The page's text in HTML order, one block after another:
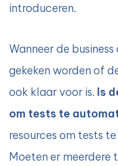
introduceren.
Wanneer de
gekeken worden of
ook klaar voor is. Is
om tests te
resources om tests
Moeten er meerdere